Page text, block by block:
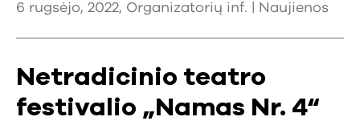
6 rugsėjo, 2022, Organizatorių inf. | Naujienos
Netradicinio teatro
festivalio „Namas Nr. 4“